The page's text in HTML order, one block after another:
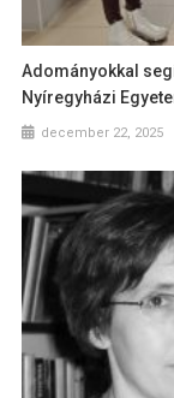
Adományokkal
Nyíregyházi
december 22, 2025